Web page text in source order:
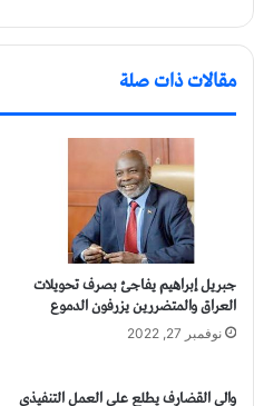
مقالات ذات صلة
جبريل إبراهيم يفاجئ بصرف تحويلات
العراق والمتضررين يزرفون الدموع
نوفمبر 27, 2022
والي القضارف يطلع على العمل التنفيذي